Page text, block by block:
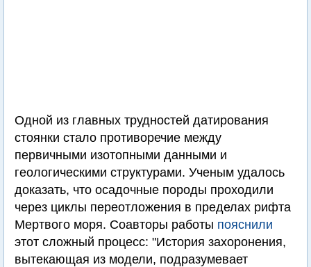
Одной из главных трудностей датирования
стоянки стало противоречие между
первичными изотопными данными и
геологическими структурами. Ученым удалось
доказать, что осадочные породы проходили
через циклы переотложения в пределах рифта
Мертвого моря. Соавторы работы пояснили
этот сложный процесс: "История захоронения,
вытекающая из модели, подразумевает